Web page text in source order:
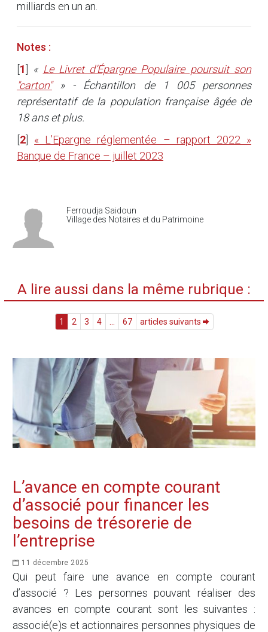
milliards en un an.
Notes :
1 « Le Livret d’Épargne Populaire poursuit son
"carton"» - Échantillon de 1 005 personnes
représentatif de la population française âgée de
18 ans et plus.
2
« L’Epargne réglementée – rapport 2022 »
Banque de France – juillet 2023
Ferroudja Saidoun
Village des Notaires et du Patrimoine
A lire aussi dans la même rubrique :
1 2 3 4 67 articles suivants
L’avance en compte courant
d’associé pour financer les
besoins de trésorerie de
l’entreprise
11 décembre 2025
Qui peut faire une avance en compte courant
d’associé ? Les personnes pouvant réaliser des
avances en compte courant sont les suivantes :
associé(e)s et actionnaires personnes physiques de